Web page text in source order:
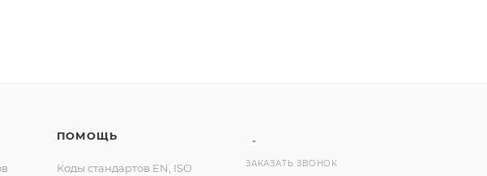
ПОМОЩЬ
Коды стандартов EN, ISO
ЗАКАЗАТЬ ЗВОНОК